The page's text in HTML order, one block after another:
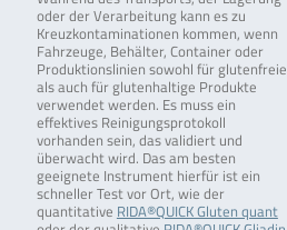
oder der Verarbeitung kann es zu
Kreuzkontaminationen kommen, wenn
Fahrzeuge, Behälter, Container oder
Produktionslinien sowohl für glutenfreie
als auch für glutenhaltige Produkte
verwendet werden. Es muss ein
effektives Reinigungsprotokoll
vorhanden sein, das validiert und
überwacht wird. Das am besten
geeignete Instrument hierfür ist ein
schneller Test vor Ort, wie der
quantitative RIDA®QUICK Gluten quant